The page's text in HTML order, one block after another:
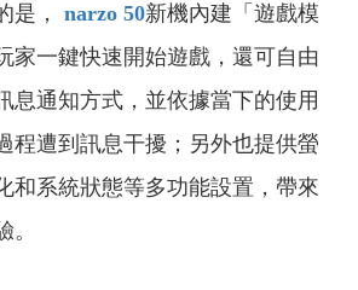
， narzo 50新機內建「遊戲模
家一鍵快速開始遊戲，還可自由
息通知方式，並依據當下的使用
程遭到訊息干擾；另外也提供螢
和系統狀態等多功能設置，帶來